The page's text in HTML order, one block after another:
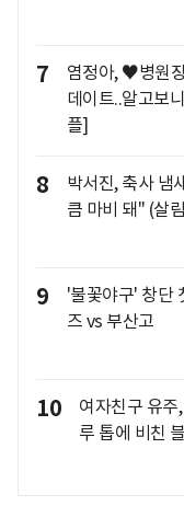
7
염정아, ♥병원
데이트..알고보
플]
8
박서진, 축사 냄
큼 마비 돼" (살
9
'불꽃야구' 창단
즈 vs 부산고
10
여자친구 유
루 톱에 비친